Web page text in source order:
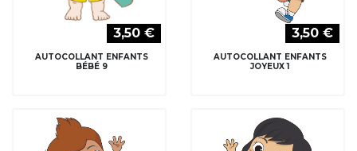
3,50 €
AUTOCOLLANT ENFANTS
BÉBÉ 9
3,50 €
AUTOCOLLANT ENFANTS
JOYEUX 1